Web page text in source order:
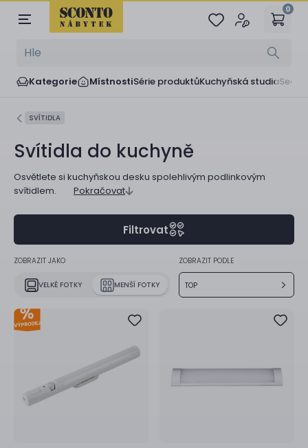
0
Kategorie MístnostiSérie produktůKuchyňská studia
SVÍTIDLA
Svítidla do kuchyně
Osvětlete si kuchyňskou desku spolehlivým podlinkovým
svítidlem.
Pokračovat
Filtrovat
ZOBRAZIT JAKO
VELKÉ FOTKY MENŠÍ FOTKY
ZOBRAZIT PODLE
TOP